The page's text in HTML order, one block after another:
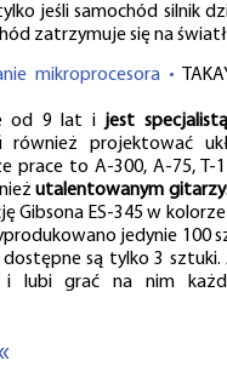
jeśli samochód silnik
zatrzymuje się na
mikroprocesora •
od 9 lat i jest
projektować
prace to A-300, A-75, T-
utalentowanym
Gibsona ES-345 w kolorze
jedynie 100
są tylko 3 sztuki.
i lubi grać na nim